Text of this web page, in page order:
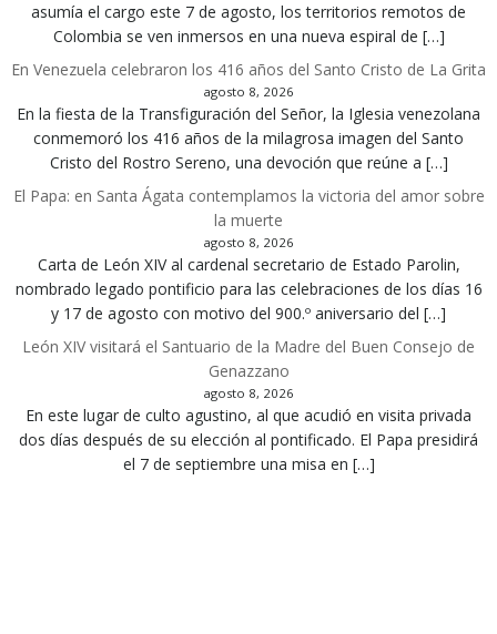
asumía el cargo este 7 de agosto, los territorios remotos de
Colombia se ven inmersos en una nueva espiral de […]
En Venezuela celebraron los 416 años del Santo Cristo de La Grita
agosto 8, 2026
En la fiesta de la Transfiguración del Señor, la Iglesia venezolana
conmemoró los 416 años de la milagrosa imagen del Santo
Cristo del Rostro Sereno, una devoción que reúne a […]
El Papa: en Santa Ágata contemplamos la victoria del amor sobre
la muerte
agosto 8, 2026
Carta de León XIV al cardenal secretario de Estado Parolin,
nombrado legado pontificio para las celebraciones de los días 16
y 17 de agosto con motivo del 900.º aniversario del […]
León XIV visitará el Santuario de la Madre del Buen Consejo de
Genazzano
agosto 8, 2026
En este lugar de culto agustino, al que acudió en visita privada
dos días después de su elección al pontificado. El Papa presidirá
el 7 de septiembre una misa en […]